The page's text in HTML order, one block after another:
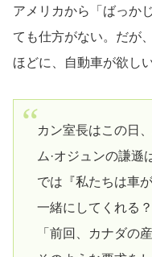
アメリカから「ばっか
ても仕方がない。だが
ほどに、自動車が欲し
カン室長はこの日
ム·オジュンの謙遜
では『私たちは車
一緒にしてくれる
「前回、カナダの